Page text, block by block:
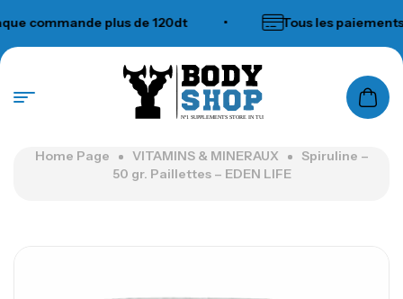
plus de 120dt Tous les paiements
N°1 SUPPLEMENTS STORE IN TUNISIA
Home Page VITAMINS & MINERAUX
Spiruline –
50 gr. Paillettes – EDEN LIFE